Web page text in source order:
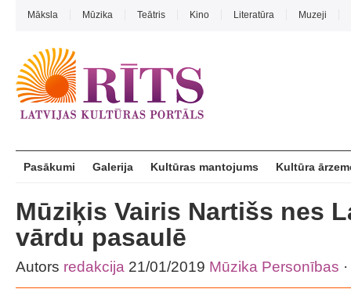
Māksla Mūzika Teātris Kino Literatūra Muzeji
Pasākumi Galerija Kultūras mantojums Kultūra
Mūziķis Vairis Nartišs nes
vārdu pasaulē
Autors redakcija 21/01/2019 Mūzika Personības ·